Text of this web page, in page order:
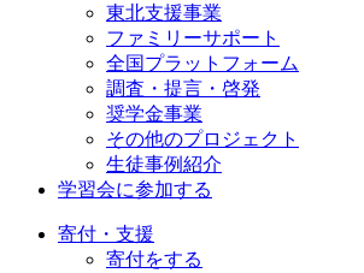
東北支援事業
ファミリーサポート
全国プラットフォーム
調査・提言・啓発
奨学金事業
その他のプロジェクト
生徒事例紹介
学習会に参加する
寄付・支援
寄付をする